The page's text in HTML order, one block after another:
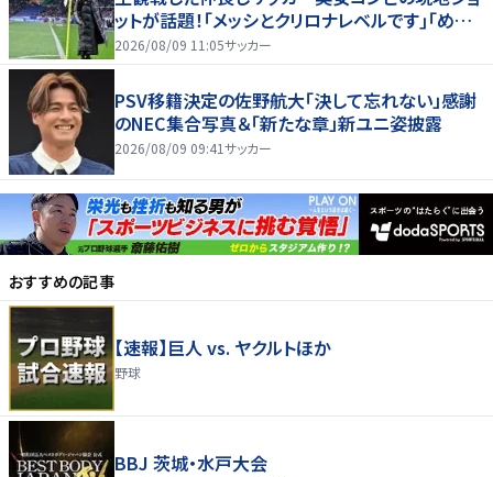
ットが話題！｢メッシとクリロナレベルです｣｢めちゃ
くちゃ可愛い｣
2026/08/09 11:05サッカー
PSV移籍決定の佐野航大「決して忘れない」感謝
のNEC集合写真＆「新たな章」新ユニ姿披露
2026/08/09 09:41サッカー
おすすめの記事
【速報】巨人 vs. ヤクルトほか
野球
BBJ 茨城・水戸大会